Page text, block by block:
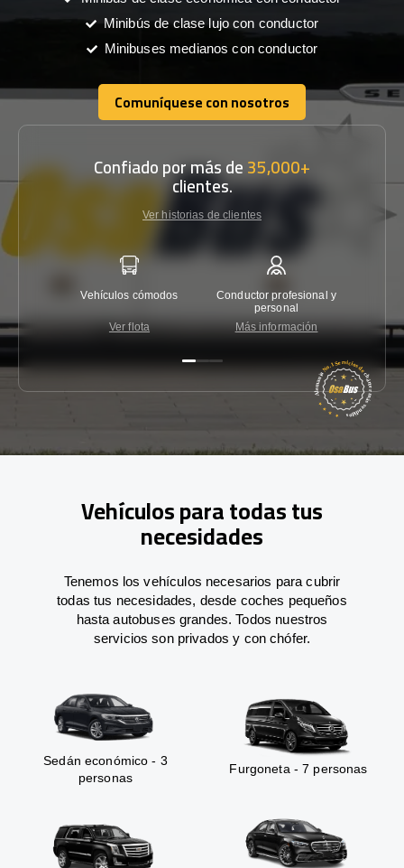
Minibús de clase lujo con conductor
Minibuses medianos con conductor
Comuníquese con nosotros
Comuníquese con nosotros
Confiado por más de35,000+
clientes.
Ver historias de clientes
Vehículos cómodos
Ver flota
Conductor profesional y
personal
Más información
Vehículos para todas tus
necesidades
Tenemos los vehículos necesarios para cubrir
todas tus necesidades, desde coches pequeños
hasta autobuses grandes. Todos nuestros
servicios son privados y con chófer.
Sedán económico - 3
personas
Furgoneta - 7 personas